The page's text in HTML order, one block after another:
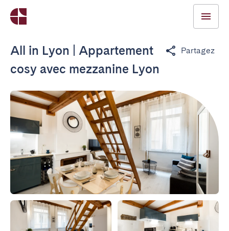
All in Lyon | Appartement
cosy avec mezzanine Lyon
Partagez